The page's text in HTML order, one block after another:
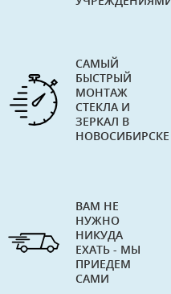
САМЫЙ
БЫСТРЫЙ
МОНТАЖ
СТЕКЛА И
ЗЕРКАЛ В
НОВОСИБИРСКЕ
ВАМ НЕ
НУЖНО
НИКУДА
ЕХАТЬ - МЫ
ПРИЕДЕМ
САМИ